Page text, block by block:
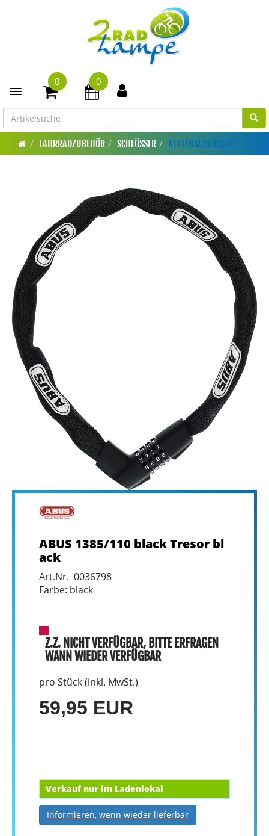
Toggle navigation
0 0
FAHRRADZUBEHÖR SCHLÖSSER KETTENSCHLÖSSER
ABUS 1385/110 black Tresor bl
ack
Art.Nr. 0036798
Farbe: black
Z.Z. NICHT VERFÜGBAR, BITTE ERFRAGEN
WANN WIEDER VERFÜGBAR
pro Stück (inkl. MwSt.)
59,95 EUR
Verkauf nur im Ladenlokal
Informieren, wenn wieder lieferbar